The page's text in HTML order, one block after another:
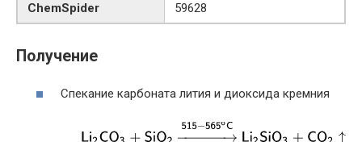
ChemSpider
59628
Получение
Спекание карбоната лития и диоксида кремния